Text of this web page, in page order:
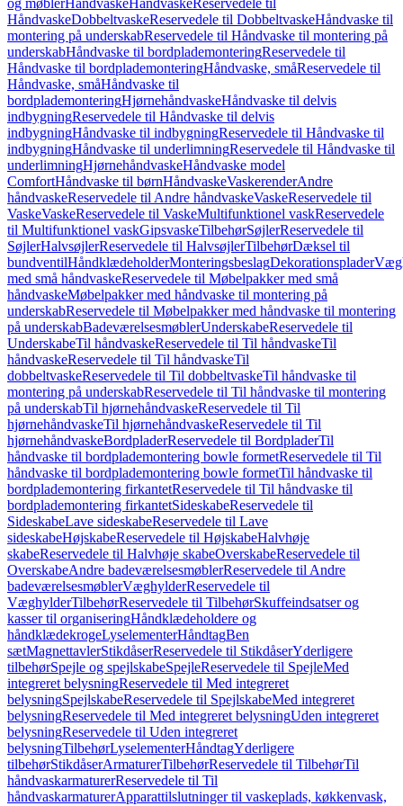
og møblerHåndvaskeHåndvaskeReservedele til
HåndvaskeDobbeltvaskeReservedele til DobbeltvaskeHåndvaske til
montering på underskabReservedele til Håndvaske til montering på
underskabHåndvaske til bordplademonteringReservedele til
Håndvaske til bordplademonteringHåndvaske, småReservedele til
Håndvaske, småHåndvaske til
bordplademonteringHjørnehåndvaskeHåndvaske til delvis
indbygningReservedele til Håndvaske til delvis
indbygningHåndvaske til indbygningReservedele til Håndvaske til
indbygningHåndvaske til underlimningReservedele til Håndvaske til
underlimningHjørnehåndvaskeHåndvaske model
ComfortHåndvaske til børnHåndvaskeVaskerenderAndre
håndvaskeReservedele til Andre håndvaskeVaskeReservedele til
VaskeVaskeReservedele til VaskeMultifunktionel vaskReservedele
til Multifunktionel vaskGipsvaskeTilbehørSøjlerReservedele til
SøjlerHalvsøjlerReservedele til HalvsøjlerTilbehørDæksel til
bundventilHåndklædeholderMonteringsbeslagDekorationsplader
med små håndvaskeReservedele til Møbelpakker med små
håndvaskeMøbelpakker med håndvaske til montering på
underskabReservedele til Møbelpakker med håndvaske til montering
på underskabBadeværelsesmøblerUnderskabeReservedele til
UnderskabeTil håndvaskeReservedele til Til håndvaskeTil
håndvaskeReservedele til Til håndvaskeTil
dobbeltvaskeReservedele til Til dobbeltvaskeTil håndvaske til
montering på underskabReservedele til Til håndvaske til montering
på underskabTil hjørnehåndvaskeReservedele til Til
hjørnehåndvaskeTil hjørnehåndvaskeReservedele til Til
hjørnehåndvaskeBordpladerReservedele til BordpladerTil
håndvaske til bordplademontering bowle formetReservedele til Til
håndvaske til bordplademontering bowle formetTil håndvaske til
bordplademontering firkantetReservedele til Til håndvaske til
bordplademontering firkantetSideskabeReservedele til
SideskabeLave sideskabeReservedele til Lave
sideskabeHøjskabeReservedele til HøjskabeHalvhøje
skabeReservedele til Halvhøje skabeOverskabeReservedele til
OverskabeAndre badeværelsesmøblerReservedele til Andre
badeværelsesmøblerVæghylderReservedele til
VæghylderTilbehørReservedele til TilbehørSkuffeindsatser og
kasser til organiseringHåndklædeholdere og
håndklædekrogeLyselementerHåndtagBen
sætMagnettavlerStikdåserReservedele til StikdåserYderligere
tilbehørSpejle og spejlskabeSpejleReservedele til SpejleMed
integreret belysningReservedele til Med integreret
belysningSpejlskabeReservedele til SpejlskabeMed integreret
belysningReservedele til Med integreret belysningUden integreret
belysningReservedele til Uden integreret
belysningTilbehørLyselementerHåndtagYderligere
tilbehørStikdåserArmaturerTilbehørReservedele til TilbehørTil
håndvaskarmaturerReservedele til Til
håndvaskarmaturerApparattilslutninger til vaskeplads, køkkenvask,